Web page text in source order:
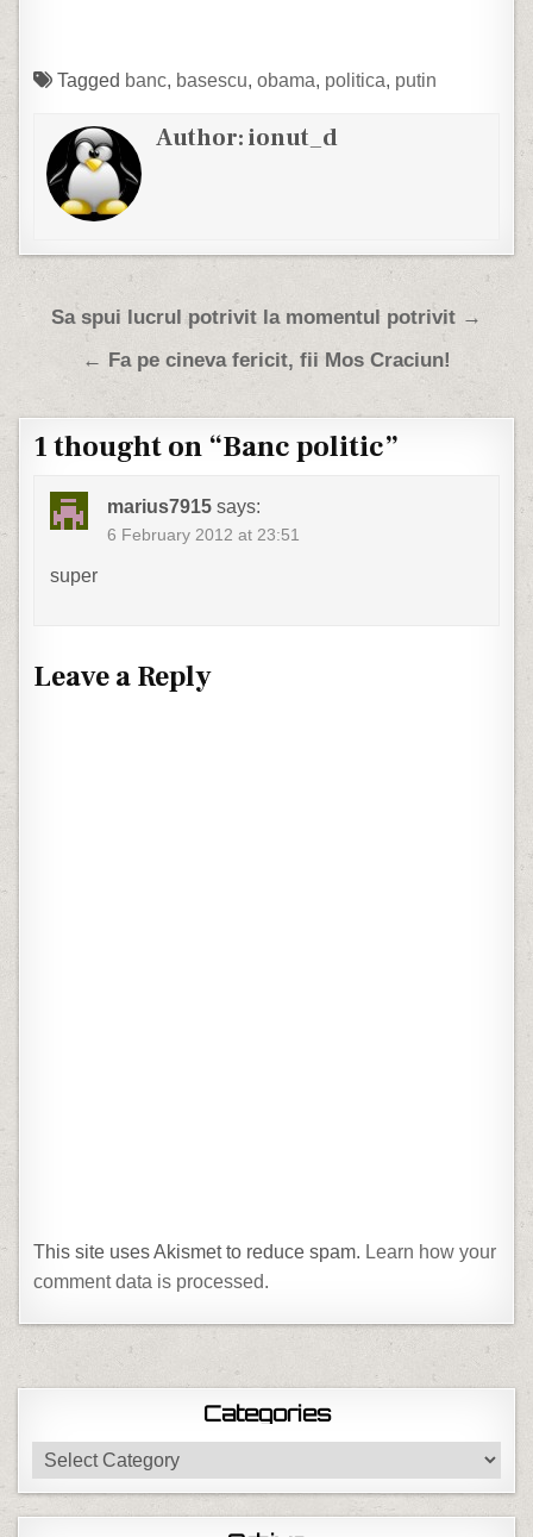
Tagged banc, basescu,obama, politica, putin
Author:ionut_d
Post navigation
Sa spui lucrul potrivit la momentul potrivit →
← Fa pe cineva fericit, fii Mos Craciun!
1 thought on “Banc politic”
marius7915 says:
6 February 2012 at 23:51
super
Leave a Reply
This site uses Akismet to reduce spam. Learn how your
comment data is processed.
Categories
Categories